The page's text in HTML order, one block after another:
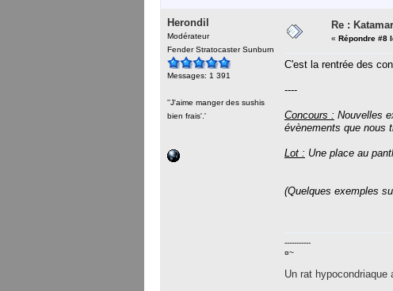
Herondil
Modérateur
Fender Stratocaster Sunburn
Messages: 1 391
''J'aime manger des sushis
bien frais'.'
Re :
« Répondre #8
C'est la rentrée des
----
Concours : Nouvelles
évènements que nous
Lot : Une place au
(Quelques exemples
-----------
¤~
Un rat hypocondriaque